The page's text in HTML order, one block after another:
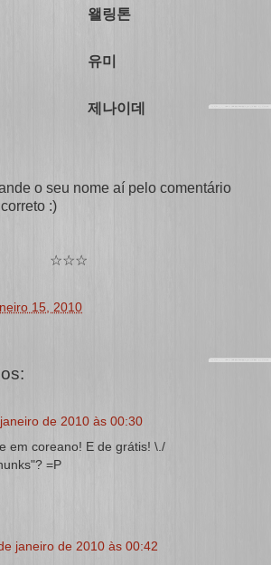
왤링톤
유미
제나이데
o seu nome aí pelo comentário
:)
☆☆☆
15, 2010
de 2010 às 00:30
em coreano! E de grátis! \./
=P
janeiro de 2010 às 00:42